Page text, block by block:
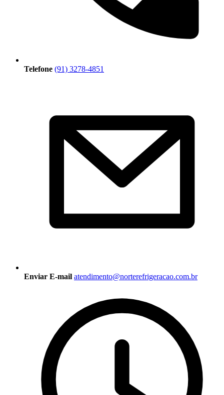
Telefone (91) 3278-4851
Enviar E-mail atendimento@norterefrigeracao.com.br